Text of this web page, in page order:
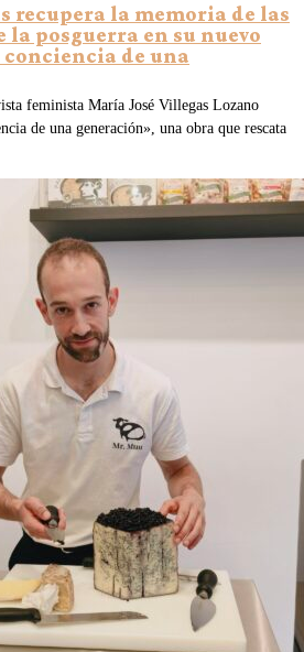
recupera la memoria de las
la posguerra en su nuevo
de una
feminista María José Villegas Lozano
de una generación», una obra que rescata